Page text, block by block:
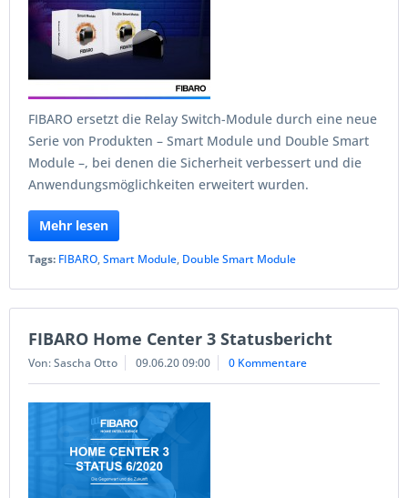
FIBARO ersetzt die Relay Switch-Module durch eine neue
Serie von Produkten – Smart Module und Double Smart
Module –, bei denen die Sicherheit verbessert und die
Anwendungsmöglichkeiten erweitert wurden.
Mehr lesen
Tags: FIBARO,Smart Module, Double Smart Module
FIBARO Home Center 3 Statusbericht
Von: Sascha Otto 09.06.20 09:00 0 Kommentare